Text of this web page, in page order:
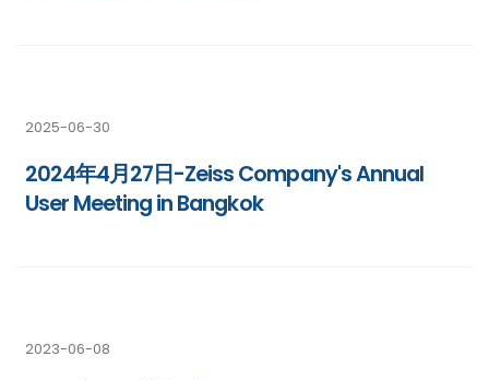
2025-06-30
2024年4月27日-Zeiss Company's Annual
User Meeting in Bangkok
2023-06-08